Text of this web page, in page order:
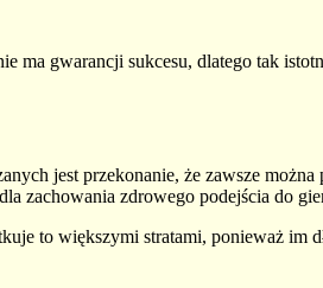
ma gwarancji sukcesu, dlatego tak
jest przekonanie, że zawsze
zachowania zdrowego podejścia do
to większymi stratami, ponieważ im